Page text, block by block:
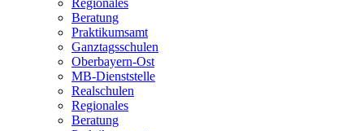
Regionales
Beratung
Praktikumsamt
Ganztagsschulen
Oberbayern-Ost
MB-Dienststelle
Realschulen
Regionales
Beratung